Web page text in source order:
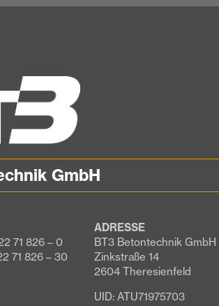
GmbH
71 826 – 0
71 826 – 30
ADRESSE
BT3 Betontechnik GmbH
Zinkstraße 14
2604 Theresienfeld
UID: ATU71975703